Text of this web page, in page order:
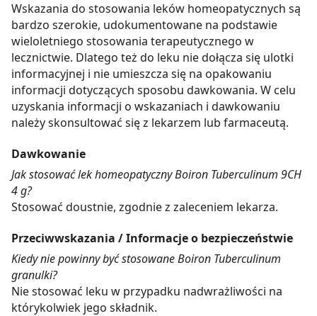
Wskazania do stosowania leków homeopatycznych są
bardzo szerokie, udokumentowane na podstawie
wieloletniego stosowania terapeutycznego w
lecznictwie. Dlatego też do leku nie dołącza się ulotki
informacyjnej i nie umieszcza się na opakowaniu
informacji dotyczących sposobu dawkowania. W celu
uzyskania informacji o wskazaniach i dawkowaniu
należy skonsultować się z lekarzem lub farmaceutą.
Dawkowanie
Jak stosować lek homeopatyczny Boiron Tuberculinum 9CH
4 g?
Stosować doustnie, zgodnie z zaleceniem lekarza.
Przeciwwskazania / Informacje o bezpieczeństwie
Kiedy nie powinny być stosowane Boiron Tuberculinum
granulki?
Nie stosować leku w przypadku nadwrażliwości na
którykolwiek jego składnik.